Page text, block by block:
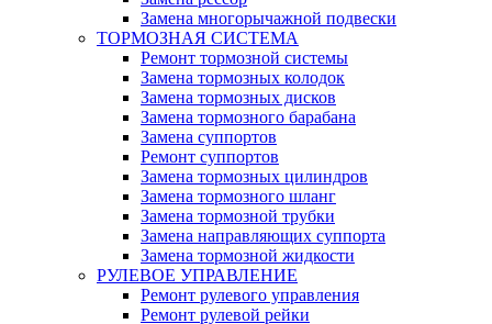
Замена многорычажной подвески
ТОРМОЗНАЯ СИСТЕМА
Ремонт тормозной системы
Замена тормозных колодок
Замена тормозных дисков
Замена тормозного барабана
Замена суппортов
Ремонт суппортов
Замена тормозных цилиндров
Замена тормозного шланг
Замена тормозной трубки
Замена направляющих суппорта
Замена тормозной жидкости
РУЛЕВОЕ УПРАВЛЕНИЕ
Ремонт рулевого управления
Ремонт рулевой рейки